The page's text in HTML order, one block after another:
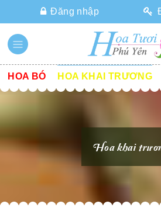
Đăng nhập
HOA BÓ HOA KHAI TRƯƠNG
Hoa khai